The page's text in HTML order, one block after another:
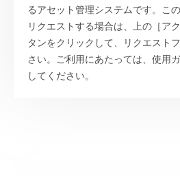
るアセット管理システムです。こ
リクエストする場合は、上の［ア
タンをクリックして、リクエスト
さい。ご利用にあたっては、使用
してください。